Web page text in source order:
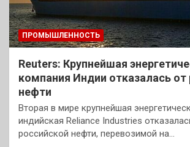
ПРОМЫШЛЕННОСТЬ
Reuters: Крупнейшая
компания Индии отказалась от
нефти
Вторая в мире крупнейшая
индийская Reliance Industries
российской нефти, перевозимой на…